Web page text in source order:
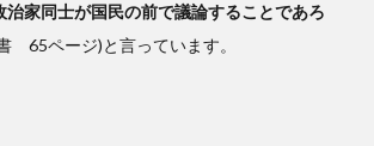
治家同士が国民の前で議論することであろ
65ページ)と言っています。